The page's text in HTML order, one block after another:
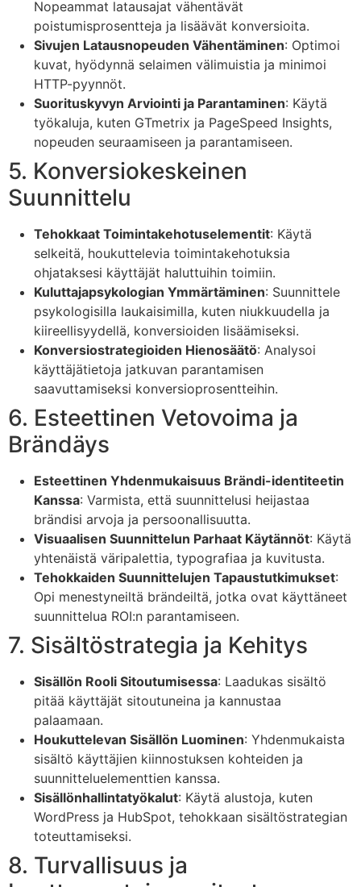
Nopeammat latausajat vähentävät
poistumisprosentteja ja lisäävät konversioita.
Sivujen Latausnopeuden Vähentäminen: Optimoi
kuvat, hyödynnä selaimen välimuistia ja minimoi
HTTP-pyynnöt.
Suorituskyvyn Arviointi ja Parantaminen: Käytä
työkaluja, kuten GTmetrix ja PageSpeed Insights,
nopeuden seuraamiseen ja parantamiseen.
5. Konversiokeskeinen
Suunnittelu
Tehokkaat Toimintakehotuselementit: Käytä
selkeitä, houkuttelevia toimintakehotuksia
ohjataksesi käyttäjät haluttuihin toimiin.
Kuluttajapsykologian Ymmärtäminen: Suunnittele
psykologisilla laukaisimilla, kuten niukkuudella ja
kiireellisyydellä, konversioiden lisäämiseksi.
Konversiostrategioiden Hienosäätö: Analysoi
käyttäjätietoja jatkuvan parantamisen
saavuttamiseksi konversioprosentteihin.
6. Esteettinen Vetovoima ja
Brändäys
Esteettinen Yhdenmukaisuus Brändi-identiteetin
Kanssa: Varmista, että suunnittelusi heijastaa
brändisi arvoja ja persoonallisuutta.
Visuaalisen Suunnittelun Parhaat Käytännöt: Käytä
yhtenäistä väripalettia, typografiaa ja kuvitusta.
Tehokkaiden Suunnittelujen Tapaustutkimukset:
Opi menestyneiltä brändeiltä, jotka ovat käyttäneet
suunnittelua ROI:n parantamiseen.
7. Sisältöstrategia ja Kehitys
Sisällön Rooli Sitoutumisessa: Laadukas sisältö
pitää käyttäjät sitoutuneina ja kannustaa
palaamaan.
Houkuttelevan Sisällön Luominen: Yhdenmukaista
sisältö käyttäjien kiinnostuksen kohteiden ja
suunnitteluelementtien kanssa.
Sisällönhallintatyökalut: Käytä alustoja, kuten
WordPress ja HubSpot, tehokkaan sisältöstrategian
toteuttamiseksi.
8. Turvallisuus ja